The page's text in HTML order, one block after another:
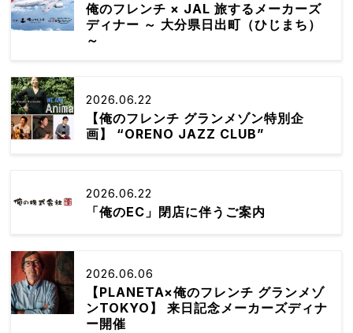
俺のフレンチ × JAL 旅するメーカーズ
ディナー ～ 大分県日出町（ひじまち）
～
2026.06.22
【俺のフレンチ グランメゾン特別企
画】 “ORENO JAZZ CLUB”
2026.06.22
「俺のEC」閉店に伴うご案内
2026.06.06
【PLANETA×俺のフレンチ グランメゾ
ンTOKYO】 来日記念メーカーズディナ
ー開催